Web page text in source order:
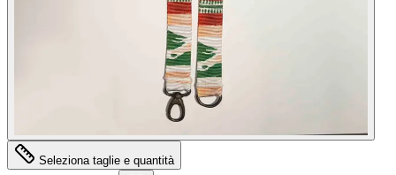
Seleziona taglie e quantità